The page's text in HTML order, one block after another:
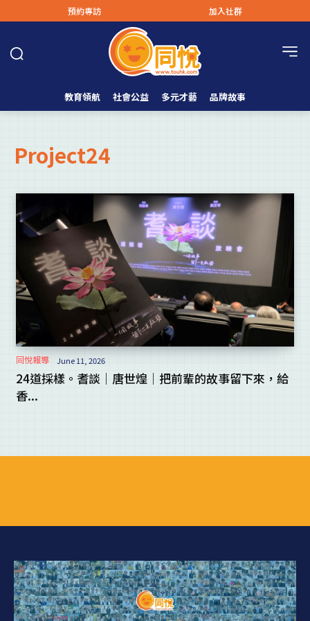
預約專訪 加入社群
教育領航 社會公益 多元才藝 品牌故事
Project24
同悅報導 June 11, 2026
24道採樣。耆談｜唐世煌｜把前輩的故事留下來，給
香...